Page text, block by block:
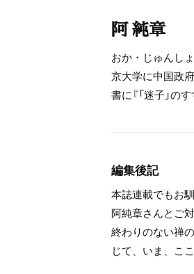
阿 純章
おか・じゅんし
京大学に中国政
書に『「迷子」のす
編集後記
本誌連載でもお
阿純章さんとご
終わりのない禅
じて、いま、こ